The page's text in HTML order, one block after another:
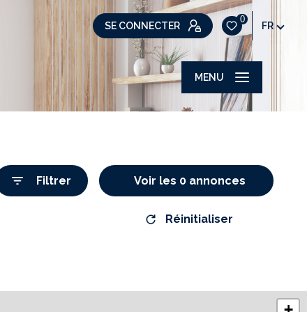
SE CONNECTER
0
FR
MENU
Filtrer Voir les 0 annonces
Réinitialiser